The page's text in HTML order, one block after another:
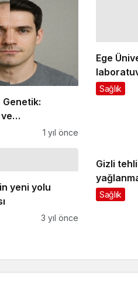
Genetik:
Rolü
1 yıl önce
Ege
ve özel
Sağlık
yeni yolu
3 yıl önce
Gizli
Sağlık